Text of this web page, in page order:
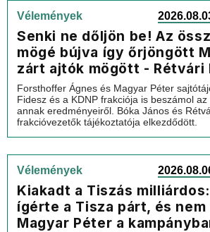
Vélemények
Senki ne dőljön be! Az
mögé bújva így őrjöngött
zárt ajtók mögött - Rétvári
Forsthoffer Ágnes és Magyar Péter
Fidesz és a KDNP frakciója is beszámol az
annak eredményeiről. Bóka János és
frakcióvezetők tájékoztatója elkezdődött.
Vélemények
Kiakadt a Tiszás
ígérte a Tisza párt, és
Magyar Péter a